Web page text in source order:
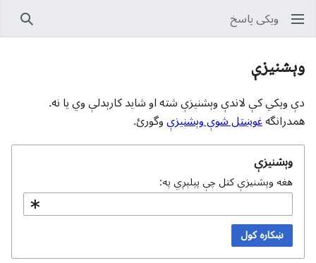
ویکی پاسخ پلټل
وېشنيزې
دې ويکي کې لاندې وېشنيزې شته او شايد کارېدلې وي يا نه.
همدرانگهغوښتل شوې وېشنيزېوگورئ.
وېشنيزې
هغه وېشنيزې کتل چې پېلېږي په:
ښکاره کول